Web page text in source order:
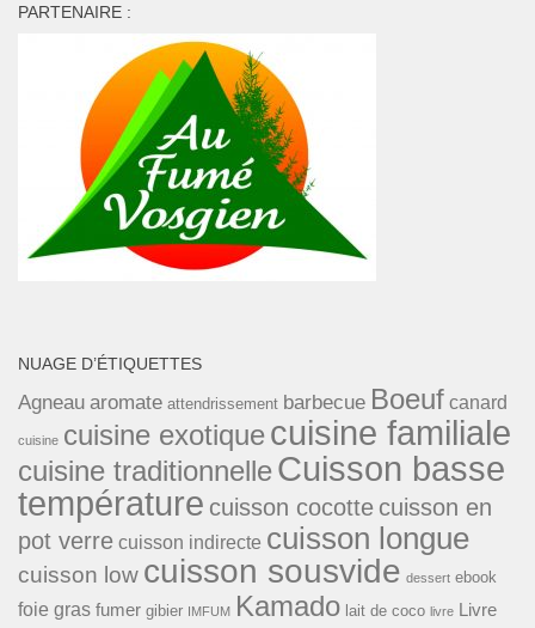
PARTENAIRE :
NUAGE D’ÉTIQUETTES
Agneau aromate attendrissement barbecue Boeuf canard
cuisine cuisine exotiquecuisine familiale
cuisine traditionnelleCuisson basse
température cuisson cocotte cuisson en
pot verre cuisson indirecte cuisson longue
cuisson low cuisson sousvide dessert ebook
foie gras fumer gibier IMFUM Kamado lait de coco livre Livre